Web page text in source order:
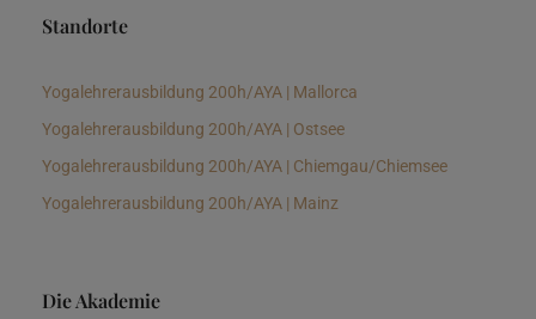
Standorte
Yogalehrerausbildung 200h/AYA | Mallorca
Yogalehrerausbildung 200h/AYA | Ostsee
Yogalehrerausbildung 200h/AYA | Chiemgau/Chiemsee
Yogalehrerausbildung 200h/AYA | Mainz
Die Akademie